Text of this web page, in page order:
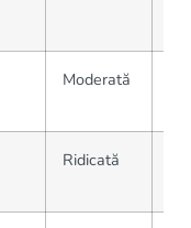
Moderată
Ridicată